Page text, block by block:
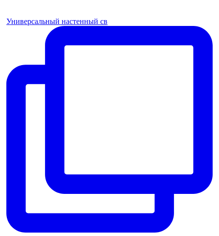
Универсальный настенный св